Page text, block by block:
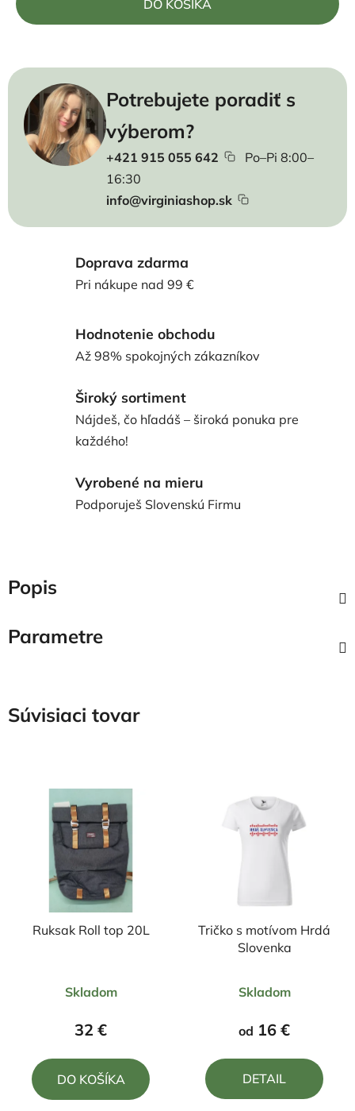
DO KOŠÍKA
Potrebujete poradiť s
výberom?
+421 915 055 642
Po–Pi 8:00–
16:30
info@virginiashop.sk
Doprava zdarma
Pri nákupe nad 99 €
Hodnotenie obchodu
Až 98% spokojných zákazníkov
Široký sortiment
Nájdeš, čo hľadáš – široká ponuka pre
každého!
Vyrobené na mieru
Podporuješ Slovenskú Firmu
Popis
Parametre
Súvisiaci tovar
Ruksak Roll top 20L
hodnotenie
produktu
4,7
z
Skladom
32 €
DO KOŠÍKA
Tričko s motívom Hrdá
Slovenka
hodnotenie
produktu
5,0
z
Skladom
od 16 €
DETAIL